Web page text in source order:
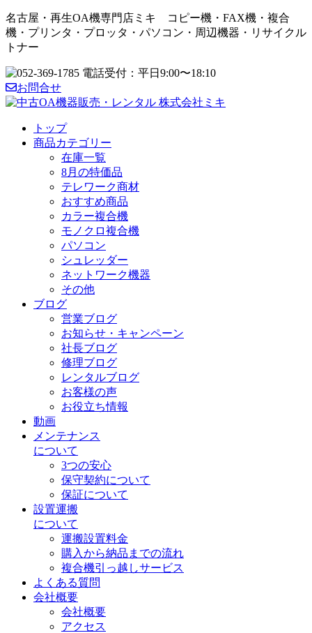
名古屋・再生OA機専門店ミキ コピー機・FAX機・複合
機・プリンタ・プロッタ・パソコン・周辺機器・リサイクル
トナー
お問合せ
トップ
商品カテゴリー
在庫一覧
8月の特価品
テレワーク商材
おすすめ商品
カラー複合機
モノクロ複合機
パソコン
シュレッダー
ネットワーク機器
その他
ブログ
営業ブログ
お知らせ・キャンペーン
社長ブログ
修理ブログ
レンタルブログ
お客様の声
お役立ち情報
動画
メンテナンス
について
3つの安心
保守契約について
保証について
設置運搬
について
運搬設置料金
購入から納品までの流れ
複合機引っ越しサービス
よくある質問
会社概要
会社概要
アクセス